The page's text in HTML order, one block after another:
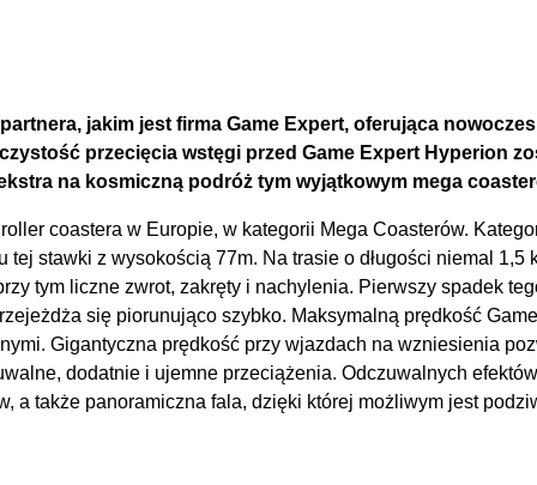
jakim jest firma Game Expert, oferująca
przecięcia wstęgi przed Game Expert Hyperion
na kosmiczną podróż tym wyjątkowym mega
coastera w Europie, w kategorii Mega Coasterów.
stawki z wysokością 77m. Na trasie o długości niemal
tym liczne zwrot, zakręty i nachylenia. Pierwszy spadek
się piorunująco szybko. Maksymalną prędkość
Gigantyczna prędkość przy wjazdach na wzniesienia
dodatnie i ujemne przeciążenia. Odczuwalnych
a także panoramiczna fala, dzięki której możliwym jest